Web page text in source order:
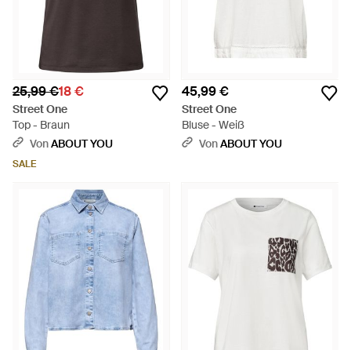
25,99 €18 €
Street One
Top - Braun
VonABOUT YOU
SALE
45,99 €
Street One
Bluse - Weiß
VonABOUT YOU